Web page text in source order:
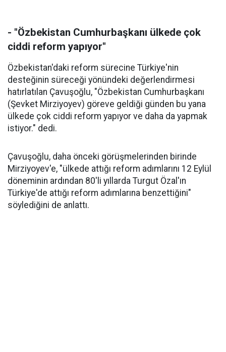
- "Özbekistan Cumhurbaşkanı ülkede çok
ciddi reform yapıyor"
Özbekistan'daki reform sürecine Türkiye'nin
desteğinin süreceği yönündeki değerlendirmesi
hatırlatılan Çavuşoğlu, "Özbekistan Cumhurbaşkanı
(Şevket Mirziyoyev) göreve geldiği günden bu yana
ülkede çok ciddi reform yapıyor ve daha da yapmak
istiyor." dedi.
Çavuşoğlu, daha önceki görüşmelerinden birinde
Mirziyoyev'e, "ülkede attığı reform adımlarını 12 Eylül
döneminin ardından 80'li yıllarda Turgut Özal'ın
Türkiye'de attığı reform adımlarına benzettiğini"
söylediğini de anlattı.